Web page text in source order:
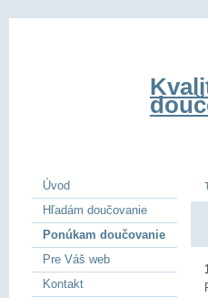
Úvod
Hľadám doučovanie
Ponúkam doučovanie
Pre Váš web
Kontakt